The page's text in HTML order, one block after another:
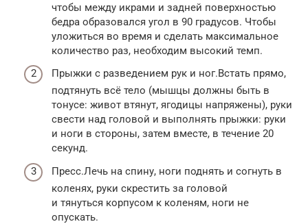
чтобы между икрами и задней поверхностью
бедра образовался угол в 90 градусов. Чтобы
уложиться во время и сделать максимальное
количество раз, необходим высокий темп.
Прыжки с разведением рук и ног.Встать прямо,
подтянуть всё тело (мышцы должны быть в
тонусе: живот втянут, ягодицы напряжены), руки
свести над головой и выполнять прыжки: руки
и ноги в стороны, затем вместе, в течение 20
секунд.
Пресс.Лечь на спину, ноги поднять и согнуть в
коленях, руки скрестить за головой
и тянуться корпусом к коленям, ноги не
опускать.